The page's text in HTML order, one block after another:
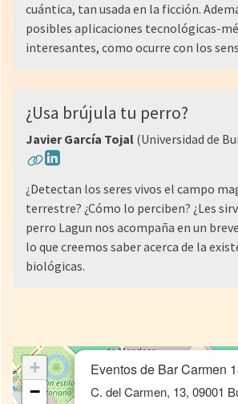
cuántica, tan usada en la ficción.
posibles aplicaciones tecnológicas-
interesantes, como ocurre con los
¿Usa brújula tu perro?
Javier García Tojal (Universidad de
¿Detectan los seres vivos el campo
terrestre? ¿Cómo lo perciben? ¿Les
perro Lagun nos acompaña en un
lo que creemos saber acerca de la
biológicas.
Eventos de Bar Carmen
C. del Carmen, 13, 09001
+
−